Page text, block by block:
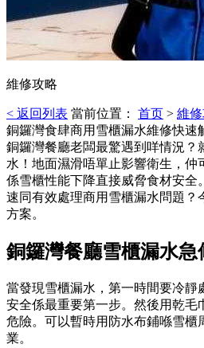
維修攻略
< 返回列表 當前位置： 首页 > 維
銅鑼灣食肆商用雪櫃漏水維修快速
銅鑼灣餐廳老闆最驚遇到咩情況？
水！地面濕滑唔單止影響衛生，仲
係雪櫃性能下降直接威脅食材安全
速同有效處理商用雪櫃漏水問題？
方案。
銅鑼灣餐廳雪櫃漏水急
當發現雪櫃漏水，第一時間要冷靜
安全係最重要第一步。然後用乾毛
危險。可以暫時用防水布鋪喺雪櫃
業。